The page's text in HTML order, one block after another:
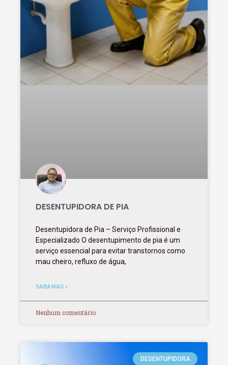
DESENTUPIDORA DE PIA
Desentupidora de Pia – Serviço Profissional e
Especializado O desentupimento de pia é um
serviço essencial para evitar transtornos como
mau cheiro, refluxo de água,
SAIBA MAIS »
Nenhum comentário
DESENTUPIDORA